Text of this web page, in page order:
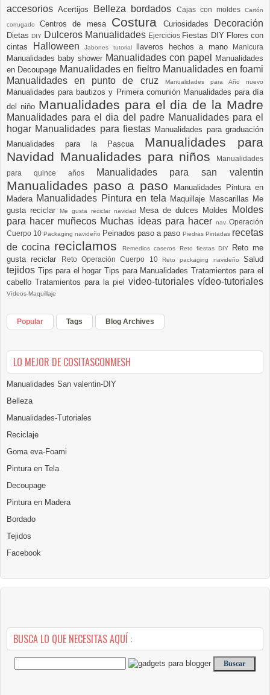
accesoriosAcertijos Belleza bordados Cajas con moldesCartón
corrugadoCentros de mesa Costura Curiosidades Decoración
DietasDIY Dulceros Manualidades Ejercicios Fiestas DIY Flores con
cintas
Halloween Jabones tutorial llaveros hechos a mano Manicura
Manualidades baby shower Manualidades con papel
Manualidades
en Decoupage Manualidades en fieltro Manualidades en foami
Manualidades en punto de cruz
Manualidades para Año nuevo
Manualidades para bautizos y Primera comunión Manualidades para día
del niño Manualidades para el dia de la Madre
Manualidades para el dia del padre Manualidades para el
hogar Manualidades para fiestas Manualidades para graduación
Manualidades para la Pascua Manualidades para
Navidad Manualidades para niños
Manualidades
para quince años
Manualidades para san valentin
Manualidades paso a paso
Manualidades Pintura en
Madera Manualidades Pintura en tela Maquillaje Mascarillas Me
gusta reciclar
Me gusta reciclar navidad Mesa de dulces Moldes
Moldes
para hacer muñecos Muchas ideas para hacer nav Operación
Cuerpo 10 Packaging navideño Peinados paso a paso Piedras Pintadas recetas
de cocina reciclamosRemedios caseros Reto fiestas DIY
Reto me
gusta reciclar
Reto Operación Cuerpo 10Reto packaging navideñoSalud
tejidos Tips para el hogarTips para Manualidades Tratamientos para el
cabello Tratamientos para la piel video-tutoriales vídeo-tutoriales
Vídeos-Maquillaje
Popular Tags Blog Archives
LO MEJOR DE COSITASCONMESH
Manualidades San valentin-DIY
Belleza
Manualidades-Tutoriales
Reciclaje
Goma eva-Foami
Pintura en Tela
Decoupage
Pintura en Madera
Bordado
Tejidos
Facebook
BUSCA LO QUE NECESITAS AQUÍ :